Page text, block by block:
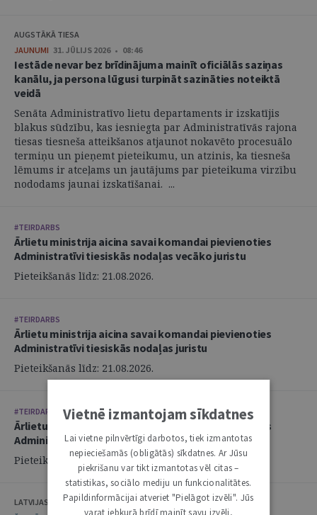
AUGSTĀKĀ TIESA
JAUNUMI 31. JŪLIJS 2026 • 08:46
Iestāde nevar bez brīdinājuma mainīt oficiālās saziņas
kanālu, ja persona lūgusi turpināt sazināties noteiktā
veidā
Senāta Administratīvo lietu departaments ir izskatījis
blakus sūdzību, kas iesniegta par Administratīvās rajona
tiesas tiesneša atteikšanos atjaunot nokavēto procesuālo
termiņu un pieņemt pieteikumu, un atzinis, ka tiesneša
lēmums ir atceļams un jautājums par pieteikuma virzību
nododams jaunai izskatīšanai. ...
#TEIRDARBS
Ārlietu ministrija aicina savai komandai pievienoties
Administratīvi tiesiskās nodaļas vecāko juristu
Pieteikšanās līdz: 21.08.2026.
#TEIRDARBS
Ārlietu ministrija aicina savai komandai pievienoties
Administratīvi tiesiskās nodaļas juristu
Pieteikšanās līdz: 21.08.2026.
#TEIRDARBS
Ārlietu ministrija aicina savai komandai pievienoties
Administratīvi tiesiskās nodaļas juristu
Pieteikšanās līdz: 21.08.2026.
LATVIJAS ZVĒRINĀTU ADVOKĀTU PADOME
Vietnē izmantojam sīkdatnes
Lai vietne pilnvērtīgi darbotos, tiek izmantotas
nepieciešamās (obligātās) sīkdatnes. Ar Jūsu
piekrišanu var tikt izmantotas vēl citas –
statistikas, sociālo mediju un funkcionalitātes.
Papildinformācijai atveriet "Pielāgot izvēli". Jūs
varat jebkurā brīdī mainīt savu izvēli,